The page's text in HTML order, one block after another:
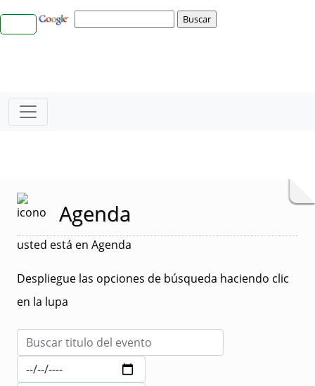
Agenda
usted está en Agenda
Despliegue las opciones de búsqueda haciendo clic
en la lupa